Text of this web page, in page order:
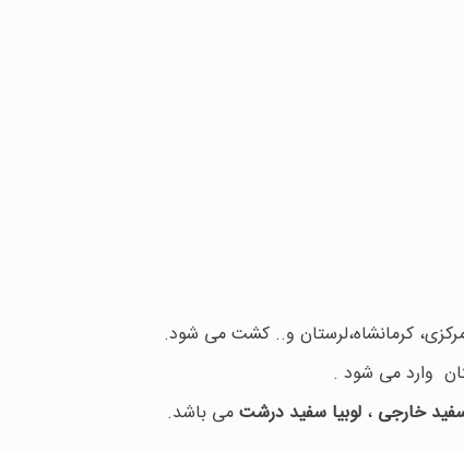
کرمانشاه،لرستان و.. کشت می شود.
وارد می شود .
خارجی ، لوبیا سفید درشتمی باشد.